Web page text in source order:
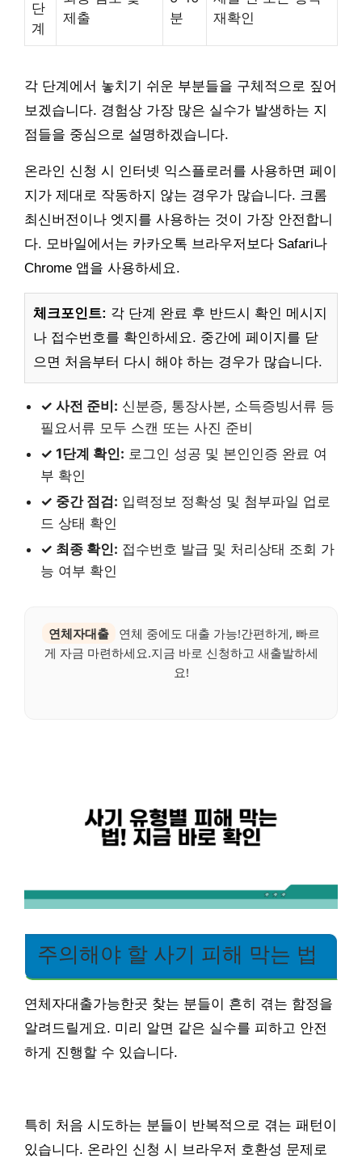
단
계
제출
분
재확인
각 단계에서 놓치기 쉬운 부분들을 구체적으로 짚어
보겠습니다. 경험상 가장 많은 실수가 발생하는 지
점들을 중심으로 설명하겠습니다.
온라인 신청 시 인터넷 익스플로러를 사용하면 페이
지가 제대로 작동하지 않는 경우가 많습니다. 크롬
최신버전이나 엣지를 사용하는 것이 가장 안전합니
다. 모바일에서는 카카오톡 브라우저보다 Safari나
Chrome 앱을 사용하세요.
체크포인트: 각 단계 완료 후 반드시 확인 메시지
나 접수번호를 확인하세요. 중간에 페이지를 닫
으면 처음부터 다시 해야 하는 경우가 많습니다.
✓ 사전 준비: 신분증, 통장사본, 소득증빙서류 등
필요서류 모두 스캔 또는 사진 준비
✓ 1단계 확인: 로그인 성공 및 본인인증 완료 여
부 확인
✓ 중간 점검: 입력정보 정확성 및 첨부파일 업로
드 상태 확인
✓ 최종 확인: 접수번호 발급 및 처리상태 조회 가
능 여부 확인
연체자대출
연체 중에도 대출 가능!간편하게, 빠르
게 자금 마련하세요.지금 바로 신청하고 새출발하세
요!
주의해야 할 사기 피해 막는 법
연체자대출가능한곳 찾는 분들이 흔히 겪는 함정을
알려드릴게요. 미리 알면 같은 실수를 피하고 안전
하게 진행할 수 있습니다.
특히 처음 시도하는 분들이 반복적으로 겪는 패턴이
있습니다. 온라인 신청 시 브라우저 호환성 문제로